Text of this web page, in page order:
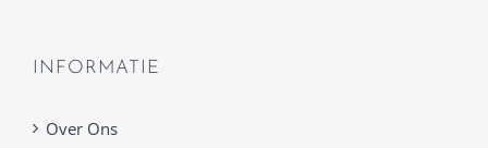
INFORMATIE
Over Ons